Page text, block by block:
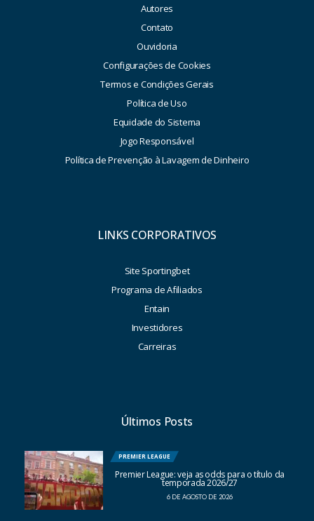
Autores
Contato
Ouvidoria
Configurações de Cookies
Termos e Condições Gerais
Política de Uso
Equidade do Sistema
Jogo Responsável
Política de Prevenção à Lavagem de Dinheiro
LINKS CORPORATIVOS
Site Sportingbet
Programa de Afiliados
Entain
Investidores
Carreiras
Últimos Posts
PREMIER LEAGUE
Premier League: veja as odds para o título da
temporada 2026/27
6 DE AGOSTO DE 2026